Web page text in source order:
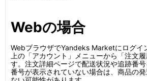
Webの場合
WebブラウザでYandeks Marketにログイ
上の「アカウント」メニューから「注文
す。注文詳細ページで配送状況や追跡番
番号が表示されていない場合は、商品の